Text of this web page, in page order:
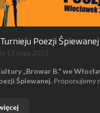
Poezji
12 maja 2023
„Browar B.” we
Śpiewanej. Proponujemy